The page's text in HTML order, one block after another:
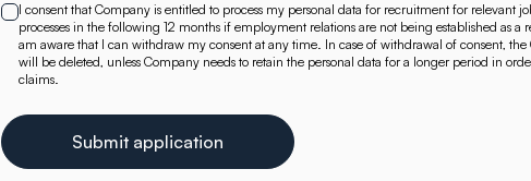
I consent that Company is entitled to process my personal data for recruitment for relevant
processes in the following 12 months if employment relations are not being established as a
am aware that I can withdraw my consent at any time. In case of withdrawal of consent, the
will be deleted, unless Company needs to retain the personal data for a longer period in
claims.
Submit application